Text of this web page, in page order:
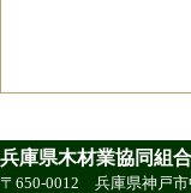
兵庫県木材業協同組
〒650-0012 兵庫県神戸